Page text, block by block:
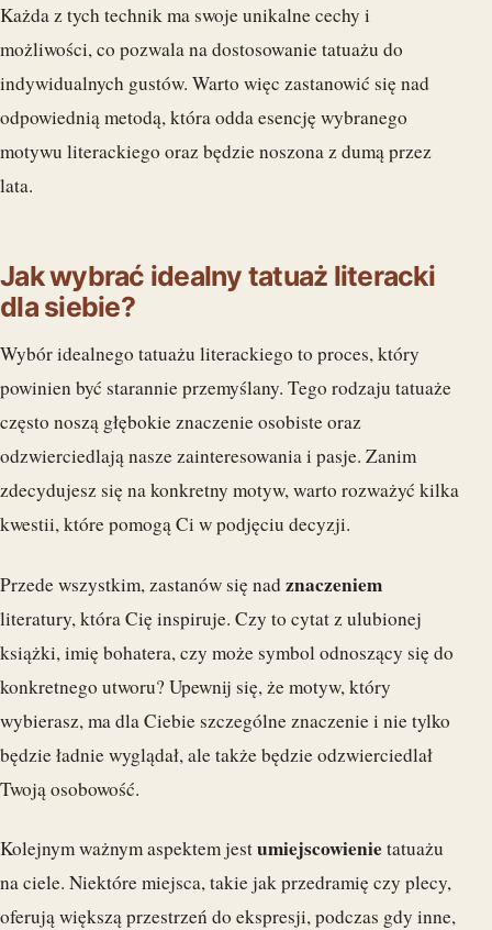
Każda z tych technik ma swoje unikalne cechy i
możliwości, co pozwala na dostosowanie tatuażu do
indywidualnych gustów. Warto więc zastanowić się nad
odpowiednią metodą, która odda esencję wybranego
motywu literackiego oraz będzie noszona z dumą przez
lata.
Jak wybrać idealny tatuaż literacki
dla siebie?
Wybór idealnego tatuażu literackiego to proces, który
powinien być starannie przemyślany. Tego rodzaju tatuaże
często noszą głębokie znaczenie osobiste oraz
odzwierciedlają nasze zainteresowania i pasje. Zanim
zdecydujesz się na konkretny motyw, warto rozważyć kilka
kwestii, które pomogą Ci w podjęciu decyzji.
Przede wszystkim, zastanów się nadznaczeniem
literatury, która Cię inspiruje. Czy to cytat z ulubionej
książki, imię bohatera, czy może symbol odnoszący się do
konkretnego utworu? Upewnij się, że motyw, który
wybierasz, ma dla Ciebie szczególne znaczenie i nie tylko
będzie ładnie wyglądał, ale także będzie odzwierciedlał
Twoją osobowość.
Kolejnym ważnym aspektem jestumiejscowienietatuażu
na ciele. Niektóre miejsca, takie jak przedramię czy plecy,
oferują większą przestrzeń do ekspresji, podczas gdy inne,